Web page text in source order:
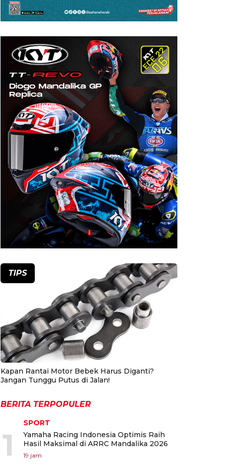
TIPS
Kapan Rantai Motor Bebek Harus Diganti?
Jangan Tunggu Putus di Jalan!
BERITA TERPOPULER
1
SPORT
Yamaha Racing Indonesia Optimis Raih
Hasil Maksimal di ARRC Mandalika 2026
19 jam